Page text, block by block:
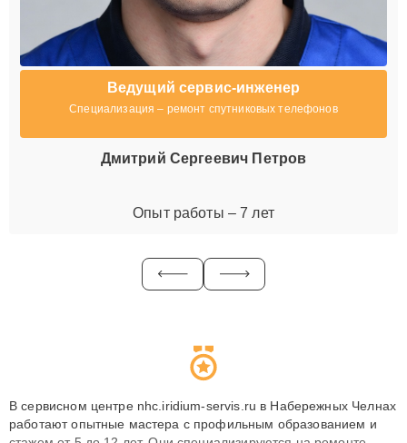
Ведущий сервис-инженер
Специализация – ремонт спутниковых телефонов
Дмитрий Сергеевич Петров
Опыт работы – 7 лет
В сервисном центре nhc.iridium-servis.ru в Набережных Челнах
работают опытные мастера с профильным образованием и